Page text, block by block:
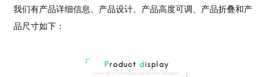
我们有产品详细信息、产品设计、产品高度可调、产品折叠和产
品尺寸如下：